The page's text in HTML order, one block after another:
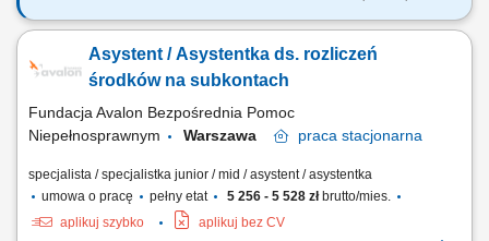
Twój zakres obowiązków: Obsługa recepcji oraz dbanie o jej sprawne
obsługi odwiedzających. Obsługa centrali telefonicznej, odbieranie i
przekierowywanie połączeń. Przyjmowanie, wysyłka i dystrybucja
Asystent / Asystentka ds. rozliczeń
środków na subkontach
Fundacja Avalon Bezpośrednia Pomoc
Niepełnosprawnym
Warszawa praca stacjonarna
specjalista / specjalistka junior / mid / asystent / asystentka
umowa o pracę
pełny etat 5 256 - 5 528 złbrutto/mies.
aplikuj szybko
aplikuj bez CV